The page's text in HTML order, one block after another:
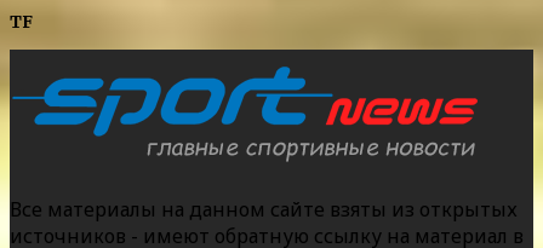
TF
Все материалы на данном сайте взяты из открытых
источников - имеют обратную ссылку на материал в